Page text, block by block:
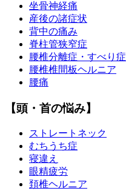
坐骨神経痛
産後の諸症状
背中の痛み
脊柱管狭窄症
腰椎分離症・すべり症
腰椎椎間板ヘルニア
腰痛
【頭・首の悩み】
ストレートネック
むちうち症
寝違え
眼精疲労
頚椎ヘルニア